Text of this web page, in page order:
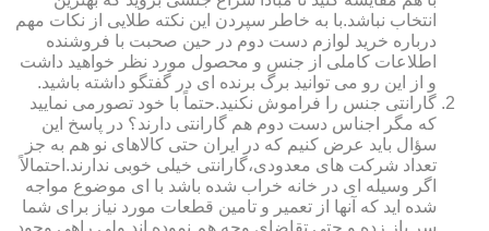
انتخاب نباشد.با به خاطر سپردن این نکته طلایی از نکات مهم
درباره خرید لوازم دست دوم در حین صحبت با فروشنده
اطلاعات کاملی از جنس و محصول مورد نظر خواهید داشت
و از این رو می توانید برگ برنده ای در گفتگو داشته باشید.
گارانتی جنس را فراموش نکنید.حتماً با خود تصورمی نمایید
که مگر اجناس دست دوم هم گارانتی دارند؟ در پاسخ این
سؤال باید عرض کنیم که در ایران حتی کالاهای نو هم به جز
تعداد شرکت های معدودی،گارانتی خیلی خوبی ندارند.احتمالاً
اگر وسیله ای در خانه خراب شده باشد با ای موضوع مواجه
شده اید که آنها از تعمیر و تامین قطعات مورد نیاز برای شما
سر باز زده و حتی تقاضای وجه هم نموده اند.ولی راهی وجود